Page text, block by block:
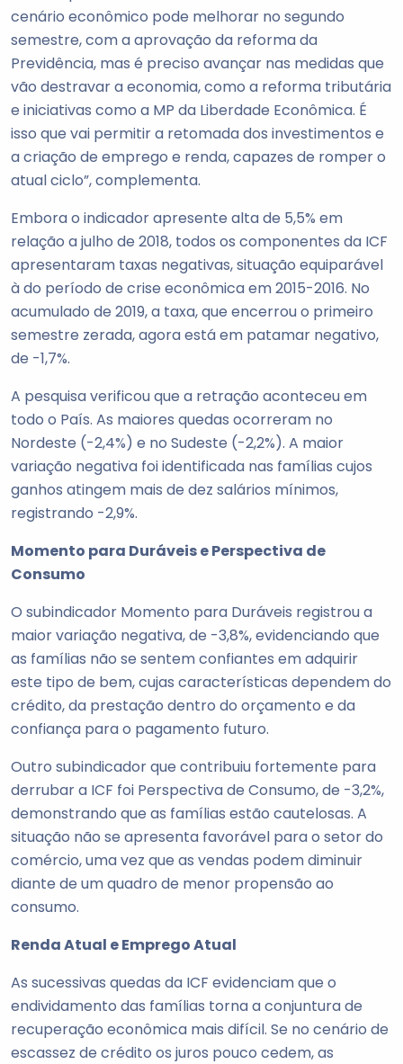
cenário econômico pode melhorar no segundo
semestre, com a aprovação da reforma da
Previdência, mas é preciso avançar nas medidas que
vão destravar a economia, como a reforma tributária
e iniciativas como a MP da Liberdade Econômica. É
isso que vai permitir a retomada dos investimentos e
a criação de emprego e renda, capazes de romper o
atual ciclo”, complementa.
Embora o indicador apresente alta de 5,5% em
relação a julho de 2018, todos os componentes da ICF
apresentaram taxas negativas, situação equiparável
à do período de crise econômica em 2015-2016. No
acumulado de 2019, a taxa, que encerrou o primeiro
semestre zerada, agora está em patamar negativo,
de -1,7%.
A pesquisa verificou que a retração aconteceu em
todo o País. As maiores quedas ocorreram no
Nordeste (-2,4%) e no Sudeste (-2,2%). A maior
variação negativa foi identificada nas famílias cujos
ganhos atingem mais de dez salários mínimos,
registrando -2,9%.
Momento para Duráveis e Perspectiva de
Consumo
O subindicador Momento para Duráveis registrou a
maior variação negativa, de -3,8%, evidenciando que
as famílias não se sentem confiantes em adquirir
este tipo de bem, cujas características dependem do
crédito, da prestação dentro do orçamento e da
confiança para o pagamento futuro.
Outro subindicador que contribuiu fortemente para
derrubar a ICF foi Perspectiva de Consumo, de -3,2%,
demonstrando que as famílias estão cautelosas. A
situação não se apresenta favorável para o setor do
comércio, uma vez que as vendas podem diminuir
diante de um quadro de menor propensão ao
consumo.
Renda Atual e Emprego Atual
As sucessivas quedas da ICF evidenciam que o
endividamento das famílias torna a conjuntura de
recuperação econômica mais difícil. Se no cenário de
escassez de crédito os juros pouco cedem, as